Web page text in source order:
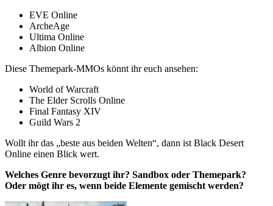
EVE Online
ArcheAge
Ultima Online
Albion Online
Diese Themepark-MMOs könnt ihr euch ansehen:
World of Warcraft
The Elder Scrolls Online
Final Fantasy XIV
Guild Wars 2
Wollt ihr das „beste aus beiden Welten“, dann ist Black Desert
Online einen Blick wert.
Welches Genre bevorzugt ihr? Sandbox oder Themepark?
Oder mögt ihr es, wenn beide Elemente gemischt werden?